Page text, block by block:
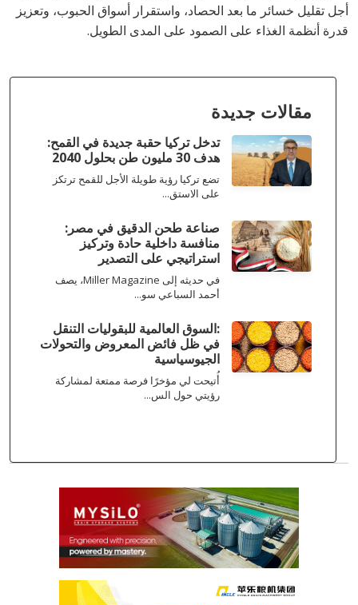
أجل تقليل خسائر ما بعد الحصاد، واستقرار أسواق الحبوب، وتعزيز
قدرة أنظمة الغذاء على الصمود على المدى الطويل.
مقالات جديدة
تدخل تركيا حقبة جديدة في القمح:
هدف 30 مليون طن بحلول 2040
تضع تركيا رؤية طويلة الأجل للقمح ترتكز
على الاستق...
صناعة طحن الدقيق في مصر:
منافسة داخلية حادة وتركيز
استراتيجي على التصدير
في حديثه إلى Miller Magazine، يصف
أحمد السباعي سو...
:السوق العالمية للبقوليات التنقل
في ظل فائض المعروض والتحولات
الجيوسياسية
أُتيحت لي مؤخرًا فرصة ممتعة لمشاركة
رؤيتي حول الس...